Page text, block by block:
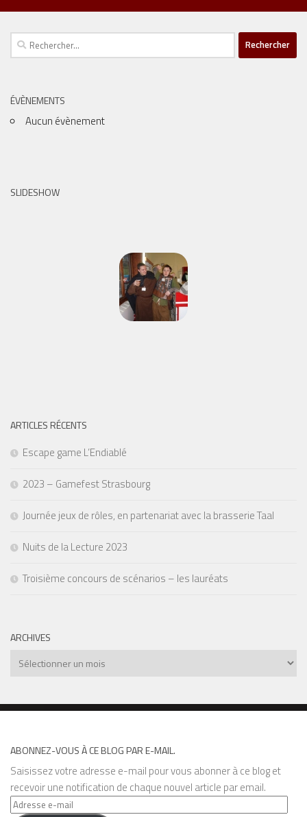
Rechercher :
ÉVÈNEMENTS
Aucun évènement
SLIDESHOW
ARTICLES RÉCENTS
Escape game L’Endiablé
2023 – Gamefest Strasbourg
Journée jeux de rôles, en partenariat avec la brasserie Taal
Nuits de la Lecture 2023
Troisième concours de scénarios – les lauréats
ARCHIVES
Archives
ABONNEZ-VOUS À CE BLOG PAR E-MAIL.
Saisissez votre adresse e-mail pour vous abonner à ce blog et
recevoir une notification de chaque nouvel article par email.
Adresse